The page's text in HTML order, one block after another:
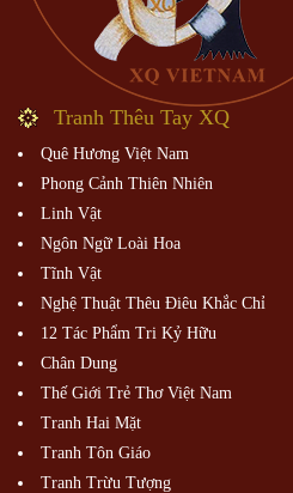
Tranh Thêu Tay XQ
Quê Hương Việt Nam
Phong Cảnh Thiên Nhiên
Linh Vật
Ngôn Ngữ Loài Hoa
Tĩnh Vật
Nghệ Thuật Thêu Điêu Khắc Chỉ
12 Tác Phẩm Tri Kỷ Hữu
Chân Dung
Thế Giới Trẻ Thơ Việt Nam
Tranh Hai Mặt
Tranh Tôn Giáo
Tranh Trừu Tượng